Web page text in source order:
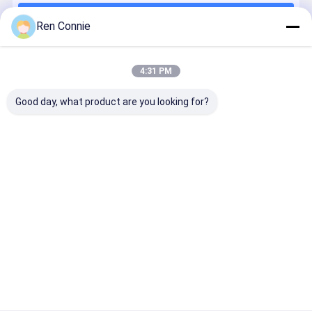
Sédatif pour carreaux en céramique
Collage électronique matériel
Collage pour automobile
Ren Connie
4:31 PM
Good day, what product are you looking for?